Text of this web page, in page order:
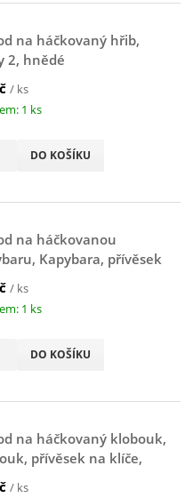
na háčkovaný hřib,
2, hnědé
/ ks
1 ks
DO KOŠÍKU
na háčkovanou
Kapybara, přívěsek
/ ks
1 ks
DO KOŠÍKU
na háčkovaný klobouk,
přívěsek na klíče,
/ ks